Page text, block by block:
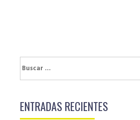
Buscar:
ENTRADAS RECIENTES